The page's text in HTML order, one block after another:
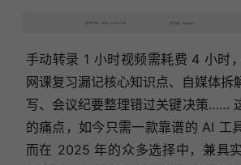
发布日期：2025-12-03 11:08 发表者：qianqian
手动转录 1 小时视频需耗费 4 小时
网课复习漏记核心知识点、自媒体拆
写、会议纪要整理错过关键决策……
的痛点，如今只需一款靠谱的 AI 工
而在 2025 年的众多选择中，兼具